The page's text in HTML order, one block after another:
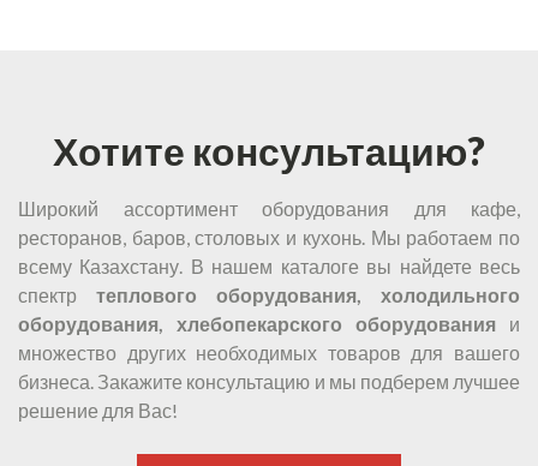
Хотите консультацию?
Широкий ассортимент оборудования для кафе,
ресторанов, баров, столовых и кухонь. Мы работаем по
всему Казахстану. В нашем каталоге вы найдете весь
спектр теплового оборудования, холодильного
оборудования, хлебопекарского оборудования и
множество других необходимых товаров для вашего
бизнеса. Закажите консультацию и мы подберем лучшее
решение для Вас!